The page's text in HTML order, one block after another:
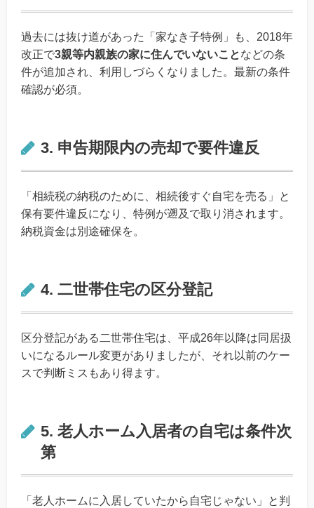
過去には抜け道があった「家なき子特例」も、2018年
改正で3親等内親族の家に住んでいないことなどの条
件が追加され、利用しづらくなりました。最新の条件
確認が必須。
3. 申告期限内の売却で要件違反
「相続税の納税のために、相続後すぐ自宅を売る」と
保有要件違反になり、特例が遡及で取り消されます。
納税資金は別途確保を。
4. 二世帯住宅の区分登記
区分登記がある二世帯住宅は、平成26年以降は同居扱
いになるルール変更がありましたが、それ以前のケー
スで判断ミスもあり得ます。
5. 老人ホーム入居者の自宅は条件次
第
「老人ホームに入居していたから自宅じゃない」と判